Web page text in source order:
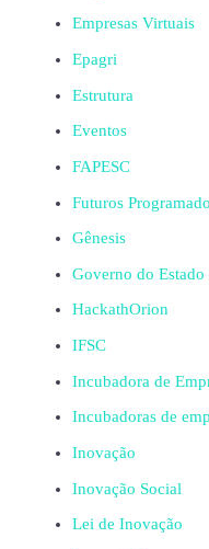
Empresas Virtuais
Epagri
Estrutura
Eventos
FAPESC
Futuros
Gênesis
Governo do Estado
HackathOrion
IFSC
Incubadora de
Incubadoras de
Inovação
Inovação Social
Lei de Inovação